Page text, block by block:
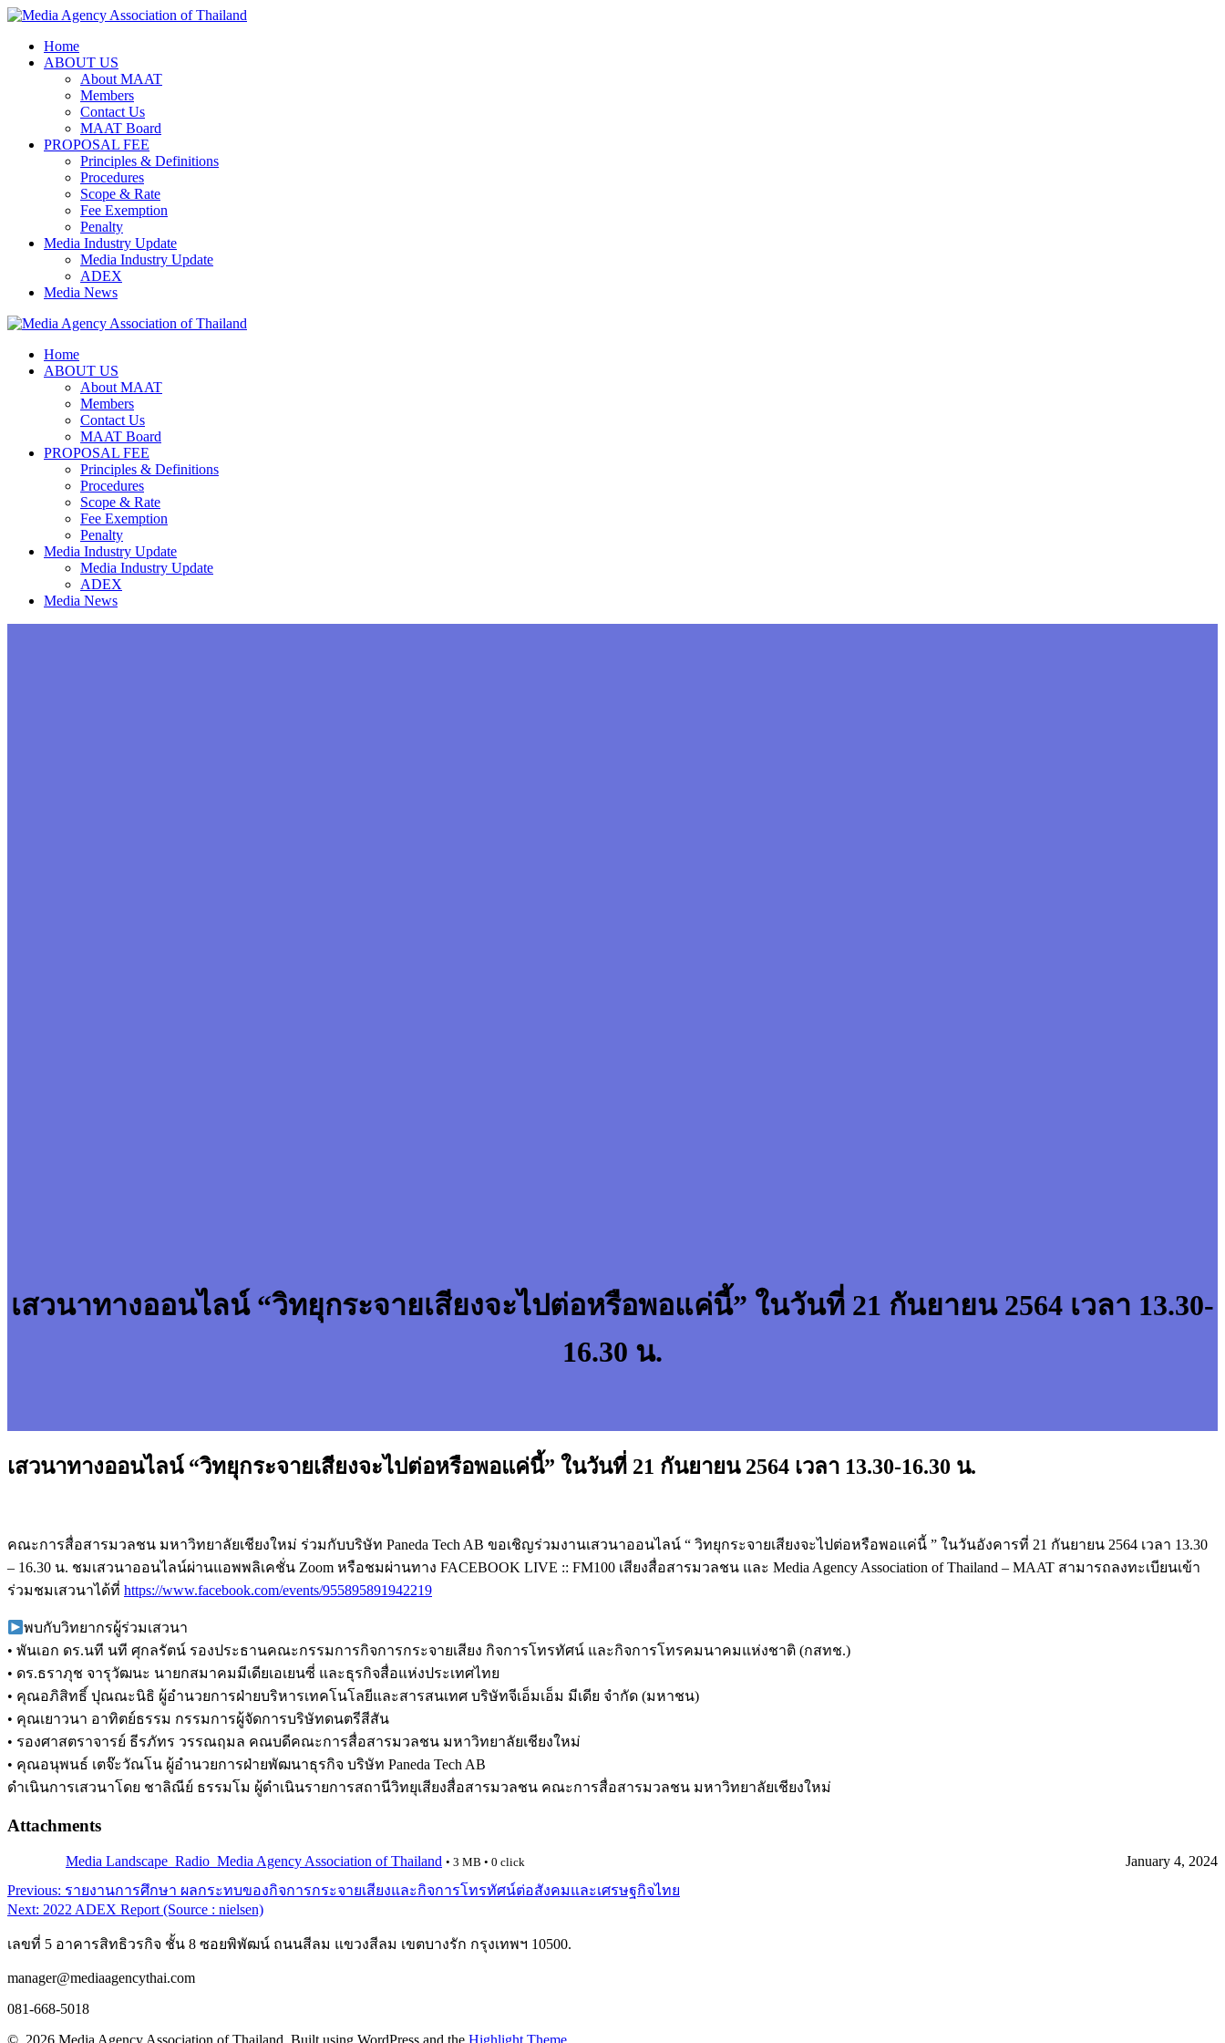
Skip
contentHome
ABOUT US
About MAAT
Members
Contact Us
MAAT Board
PROPOSAL FEE
Principles & Definitions
Procedures
Scope & Rate
Fee Exemption
Penalty
Media Industry Update
Media Industry Update
ADEX
Media News
Home
ABOUT US
About MAAT
Members
Contact Us
MAAT Board
PROPOSAL FEE
Principles & Definitions
Procedures
Scope & Rate
Fee Exemption
Penalty
Media Industry Update
Media Industry Update
ADEX
Media News
เสวนาทางออนไลน์ “วิทยุกระจายเสียงจะไปต่อหรือพอแค่นี้” ในวันที่ 21 กันยายน 2564 เวลา 13.30-
16.30 น.
เสวนาทางออนไลน์ “วิทยุกระจายเสียงจะไปต่อหรือพอแค่นี้” ในวันที่ 21 กันยายน 2564 เวลา 13.30-16.30 น.
คณะการสื่อสารมวลชน มหาวิทยาลัยเชียงใหม่ ร่วมกับบริษัท Paneda Tech AB ขอเชิญร่วมงานเสวนาออนไลน์ “ วิทยุกระจายเสียงจะไปต่อหรือพอแค่นี้ ” ในวันอังคารที่ 21 กันยายน 2564 เวลา 13.30
– 16.30 น. ชมเสวนาออนไลน์ผ่านแอพพลิเคชั่น Zoom หรือชมผ่านทาง FACEBOOK LIVE :: FM100 เสียงสื่อสารมวลชน และ Media Agency Association of Thailand – MAAT สามารถลงทะเบียนเข้า
ร่วมชมเสวนาได้ที่ https://www.facebook.com/events/955895891942219
พบกับวิทยากรผู้ร่วมเสวนา
• พันเอก ดร.นที นที ศุกลรัตน์ รองประธานคณะกรรมการกิจการกระจายเสียง กิจการโทรทัศน์ และกิจการโทรคมนาคมแห่งชาติ (กสทช.)
• ดร.ธราภุช จารุวัฒนะ นายกสมาคมมีเดียเอเยนซี่ และธุรกิจสื่อแห่งประเทศไทย
• คุณอภิสิทธิ์ ปุณณะนิธิ ผู้อำนวยการฝ่ายบริหารเทคโนโลยีและสารสนเทศ บริษัทจีเอ็มเอ็ม มีเดีย จำกัด (มหาชน)
• คุณเยาวนา อาทิตย์ธรรม กรรมการผู้จัดการบริษัทดนตรีสีสัน
• รองศาสตราจารย์ ธีรภัทร วรรณฤมล คณบดีคณะการสื่อสารมวลชน มหาวิทยาลัยเชียงใหม่
• คุณอนุพนธ์ เตจ๊ะวัณโน ผู้อำนวยการฝ่ายพัฒนาธุรกิจ บริษัท Paneda Tech AB
ดำเนินการเสวนาโดย ชาลิณีย์ ธรรมโม ผู้ดำเนินรายการสถานีวิทยุเสียงสื่อสารมวลชน คณะการสื่อสารมวลชน มหาวิทยาลัยเชียงใหม่
Attachments
Media Landscape_Radio_Media Agency Association of Thailand • 3 MB • 0 click January 4, 2024
Post
navigation
Previous: Previous
post:
รายงานการศึกษา ผลกระทบของกิจการกระจายเสียงและกิจการโทรทัศน์ต่อสังคมและเศรษฐกิจไทย
Next: Next
2022 ADEX Report (Source : nielsen)
เลขที่ 5 อาคารสิทธิวรกิจ ชั้น 8 ซอยพิพัฒน์ ถนนสีลม แขวงสีลม เขตบางรัก กรุงเทพฯ 10500.
manager@mediaagencythai.com
081-668-5018
© 2026 Media Agency Association of Thailand. Built using WordPress and the Highlight Theme